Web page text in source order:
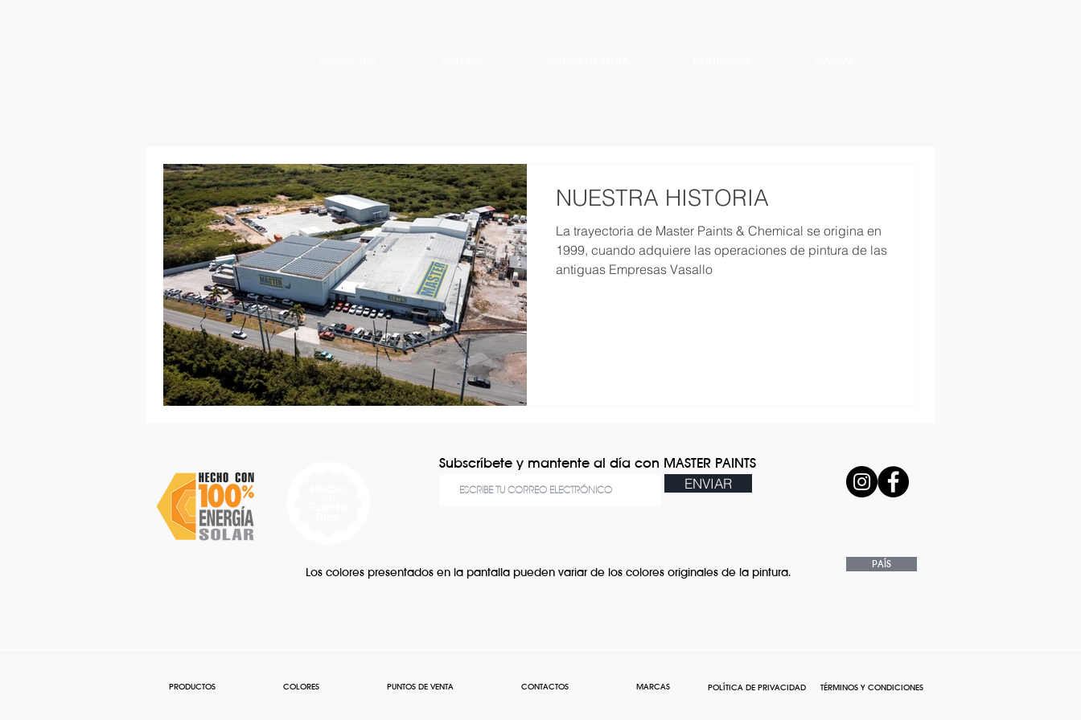
NUESTRA HISTORIA
La trayectoria de Master Paints & Chemical se origina en
1999, cuando adquiere las operaciones de pintura de las
antiguas Empresas Vasallo
Subscríbete y mantente al día con MASTER PAINTS
ENVIAR
Los colores presentados en la pantalla pueden variar de los colores originales de la pintura.
PAÍS
PRODUCTOS COLORES PUNTOS DE VENTA CONTACTOS MARCAS POLÍTICA DE PRIVACIDAD TÉRMINOS Y CONDICIONES